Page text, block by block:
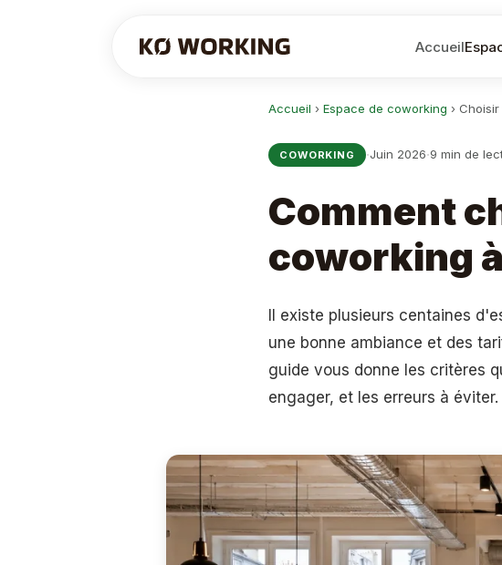
Accueil
Accueil › Espace de coworking ›
COWORKING ·Juin 2026·9 min de
Comment
coworking
Il existe plusieurs centaines
une bonne ambiance et des
guide vous donne les critères
engager, et les erreurs à éviter.